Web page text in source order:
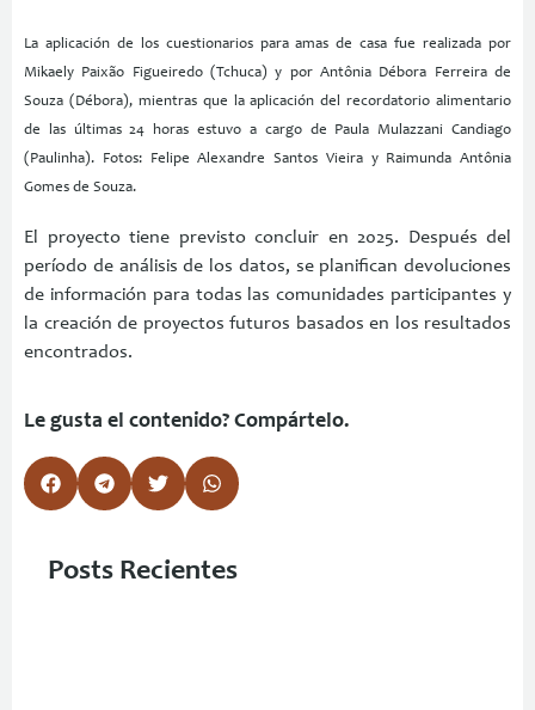
La aplicación de los cuestionarios para amas de casa fue realizada por
Mikaely Paixão Figueiredo (Tchuca) y por Antônia Débora Ferreira de
Souza (Débora), mientras que la aplicación del recordatorio alimentario
de las últimas 24 horas estuvo a cargo de Paula Mulazzani Candiago
(Paulinha). Fotos: Felipe Alexandre Santos Vieira y Raimunda Antônia
Gomes de Souza.
El proyecto tiene previsto concluir en 2025. Después del
período de análisis de los datos, se planifican devoluciones
de información para todas las comunidades participantes y
la creación de proyectos futuros basados en los resultados
encontrados.
Le gusta el contenido? Compártelo.
Posts Recientes